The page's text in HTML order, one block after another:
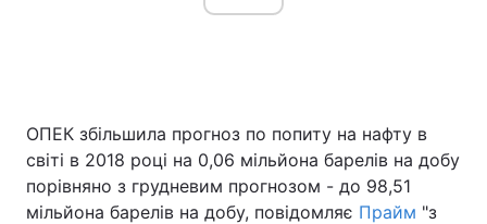
ОПЕК збільшила прогноз по попиту на нафту в
світі в 2018 році на 0,06 мільйона барелів на добу
порівняно з грудневим прогнозом - до 98,51
мільйона барелів на добу, повідомляє Прайм "з